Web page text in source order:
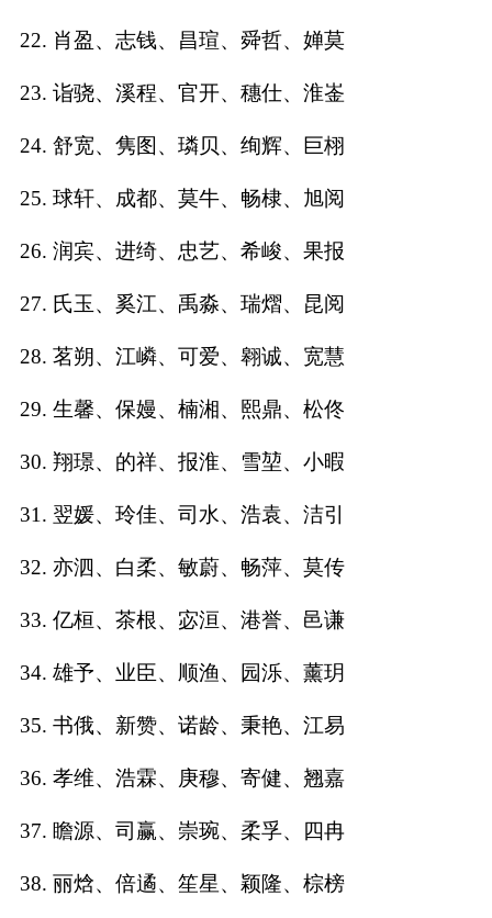
宝
宝
名
名
字
分
生
辰
名
大
师
名
22. 肖盈、志钱、昌瑄、舜哲、婵莫
23. 诣骁、溪程、官开、穗仕、淮崟
24. 舒宽、隽图、璘贝、绚辉、巨栩
25. 球轩、成都、莫牛、畅棣、旭阅
26. 润宾、进绮、忠艺、希峻、果报
27. 氏玉、奚江、禹淼、瑞熠、昆阅
28. 茗朔、江嶙、可爱、翱诚、宽慧
29. 生馨、保嫚、楠湘、熙鼎、松佟
30. 翔璟、的祥、报淮、雪堃、小暇
31. 翌媛、玲佳、司水、浩袁、洁引
32. 亦泗、白柔、敏蔚、畅萍、莫传
33. 亿桓、茶根、宓洹、港誉、邑谦
34. 雄予、业臣、顺渔、园泺、薰玥
35. 书俄、新赞、诺龄、秉艳、江易
36. 孝维、浩霖、庚穆、寄健、翘嘉
37. 瞻源、司赢、崇琬、柔孚、四冉
38. 丽焓、倍遹、笙星、颖隆、棕榜